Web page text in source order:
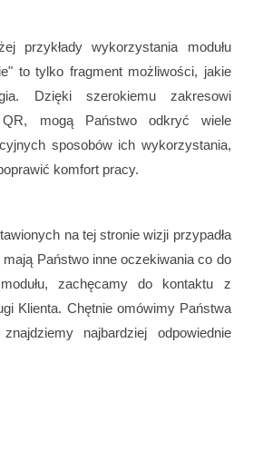
przykłady wykorzystania modułu
to tylko fragment możliwości, jakie
Dzięki szerokiemu zakresowi
mogą Państwo odkryć wiele
sposobów ich wykorzystania,
komfort pracy.
na tej stronie wizji przypadła
Państwo inne oczekiwania co do
zachęcamy do kontaktu z
Klienta. Chętnie omówimy Państwa
najbardziej odpowiednie